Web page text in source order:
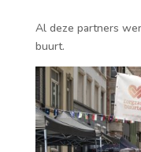
Al deze partners
buurt.